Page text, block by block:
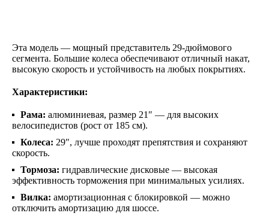
Эта модель — мощный представитель 29-дюймового
сегмента. Большие колеса обеспечивают отличный накат,
высокую скорость и устойчивость на любых покрытиях.
Характеристики:
Рама: алюминиевая, размер 21″ — для высоких
велосипедистов (рост от 185 см).
Колеса: 29″, лучше проходят препятствия и сохраняют
скорость.
Тормоза: гидравлические дисковые — высокая
эффективность торможения при минимальных усилиях.
Вилка: амортизационная с блокировкой — можно
отключить амортизацию для шоссе.